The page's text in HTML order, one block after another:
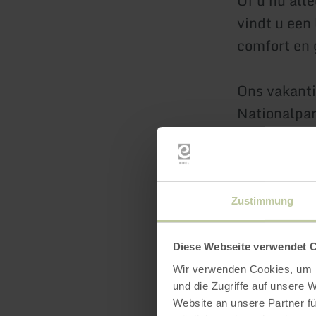
Zustimmung
Diese Webseite verwendet
Wir verwenden Cookies,
und die Zugriffe auf unsere
Website an unsere Partner
vindt u
comfort en
Ons
Voor meer
anna-
Wij